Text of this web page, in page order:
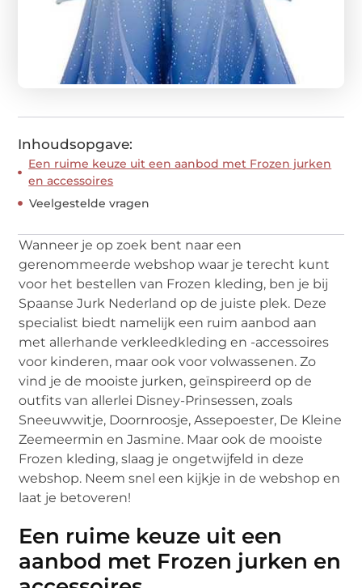
Inhoudsopgave:
Een ruime keuze uit een aanbod met Frozen jurken
en accessoires
Veelgestelde vragen
Wanneer je op zoek bent naar een
gerenommeerde webshop waar je terecht kunt
voor het bestellen van Frozen kleding, ben je bij
Spaanse Jurk Nederland op de juiste plek. Deze
specialist biedt namelijk een ruim aanbod aan
met allerhande verkleedkleding en -accessoires
voor kinderen, maar ook voor volwassenen. Zo
vind je de mooiste jurken, geïnspireerd op de
outfits van allerlei Disney-Prinsessen, zoals
Sneeuwwitje, Doornroosje, Assepoester, De Kleine
Zeemeermin en Jasmine. Maar ook de mooiste
Frozen kleding, slaag je ongetwijfeld in deze
webshop. Neem snel een kijkje in de webshop en
laat je betoveren!
Een ruime keuze uit een
aanbod met Frozen jurken en